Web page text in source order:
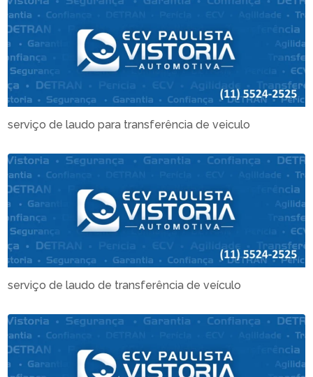
serviço de laudo para transferência de veiculo
serviço de laudo de transferência de veículo